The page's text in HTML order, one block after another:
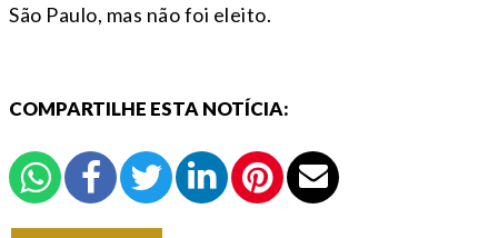
São Paulo, mas não foi eleito.
COMPARTILHE ESTA NOTÍCIA: